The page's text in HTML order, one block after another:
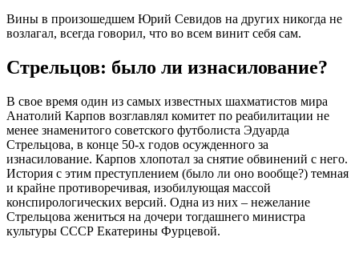
Вины в произошедшем Юрий Севидов на других никогда не
возлагал, всегда говорил, что во всем винит себя сам.
Стрельцов: было ли изнасилование?
В свое время один из самых известных шахматистов мира
Анатолий Карпов возглавлял комитет по реабилитации не
менее знаменитого советского футболиста Эдуарда
Стрельцова, в конце 50-х годов осужденного за
изнасилование. Карпов хлопотал за снятие обвинений с него.
История с этим преступлением (было ли оно вообще?) темная
и крайне противоречивая, изобилующая массой
конспирологических версий. Одна из них – нежелание
Стрельцова жениться на дочери тогдашнего министра
культуры СССР Екатерины Фурцевой.